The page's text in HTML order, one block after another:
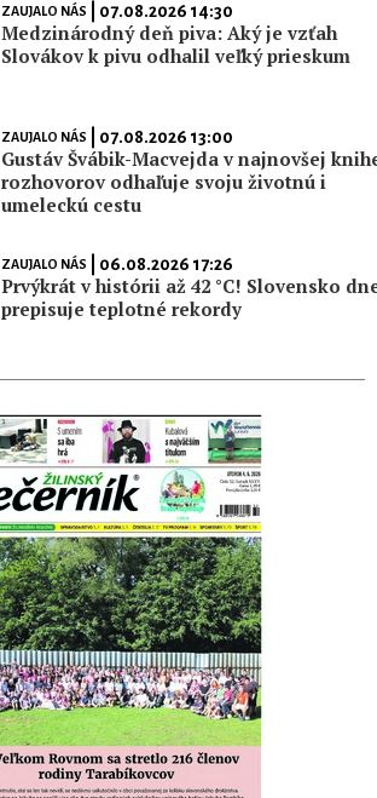
ZAUJALO NÁS | 07.08.2026 14:30
Medzinárodný deň piva: Aký je vzťah
Slovákov k pivu odhalil veľký prieskum
ZAUJALO NÁS | 07.08.2026 13:00
Gustáv Švábik-Macvejda v najnovšej
rozhovorov odhaľuje svoju životnú i
umeleckú cestu
ZAUJALO NÁS | 06.08.2026 17:26
Prvýkrát v histórii až 42 °C! Slovensko
prepisuje teplotné rekordy